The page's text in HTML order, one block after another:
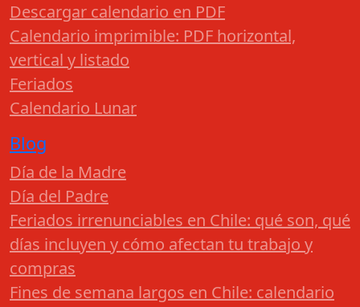
Descargar calendario en PDF
Calendario imprimible: PDF horizontal,
vertical y listado
Feriados
Calendario Lunar
Blog
Día de la Madre
Día del Padre
Feriados irrenunciables en Chile: qué son, qué
días incluyen y cómo afectan tu trabajo y
compras
Fines de semana largos en Chile: calendario